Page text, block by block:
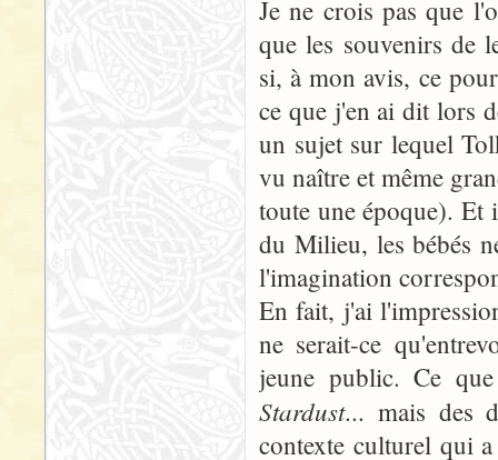
Je ne crois pas que
que les souvenirs de
si, à mon avis, ce
ce que j'en ai dit lors
un sujet sur lequel
vu naître et même
toute une époque). Et
du Milieu, les bébés
l'imagination
En fait, j'ai
ne serait-ce
jeune public. Ce
Stardust... mais des
contexte culturel qui